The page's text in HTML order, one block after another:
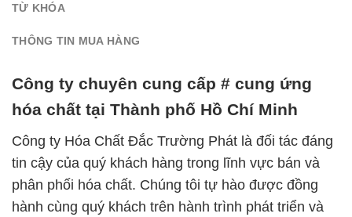
TỪ KHÓA
THÔNG TIN MUA HÀNG
Công ty chuyên cung cấp # cung ứng
hóa chất tại Thành phố Hồ Chí Minh
Công ty Hóa Chất Đắc Trường Phát là đối tác đáng
tin cậy của quý khách hàng trong lĩnh vực bán và
phân phối hóa chất. Chúng tôi tự hào được đồng
hành cùng quý khách trên hành trình phát triển và